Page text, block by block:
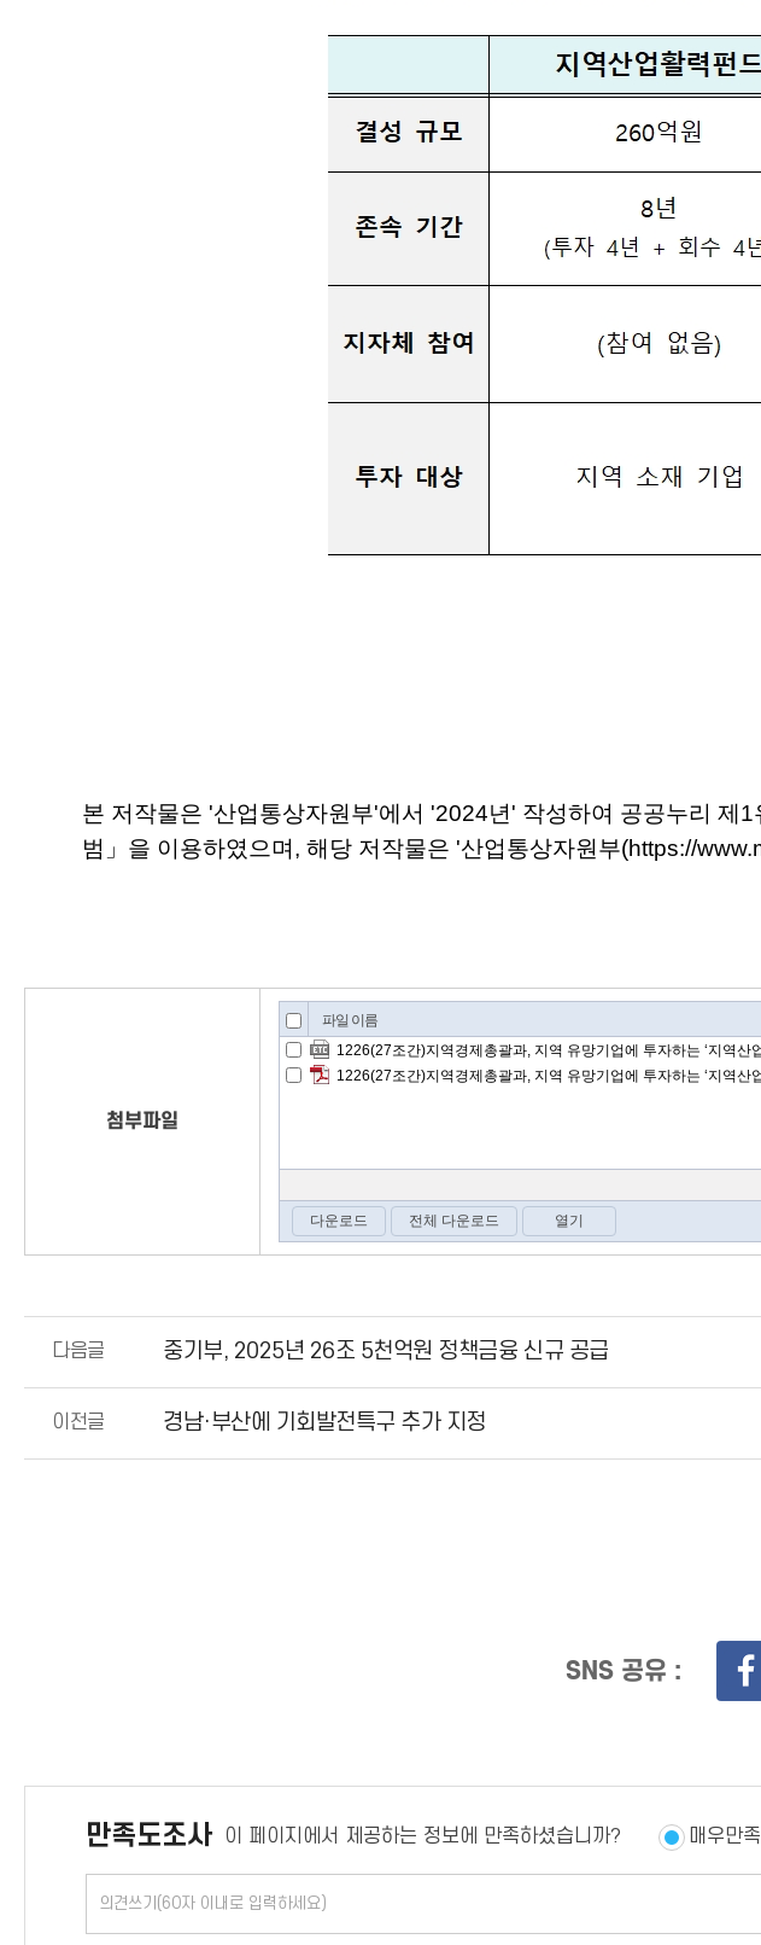
첨부파일
다음글 중기부, 2025년 26조 5천억원 정책금융 신규 공급
이전글 경남·부산에 기회발전특구 추가 지정
SNS 공유 :
만족도조사 이 페이지에서 제공하는 정보에 만족하셨습니까? 매우만족